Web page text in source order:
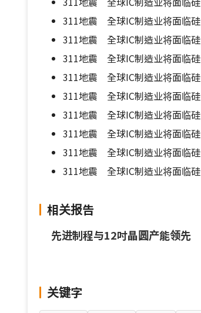
311地震 全球IC制造业将面临
311地震 全球IC制造业将面临
311地震 全球IC制造业将面临
311地震 全球IC制造业将面临
311地震 全球IC制造业将面临
311地震 全球IC制造业将面临
311地震 全球IC制造业将面临
311地震 全球IC制造业将面临
311地震 全球IC制造业将面临
相关报告
先进制程与12吋晶圆产能领先
关键字